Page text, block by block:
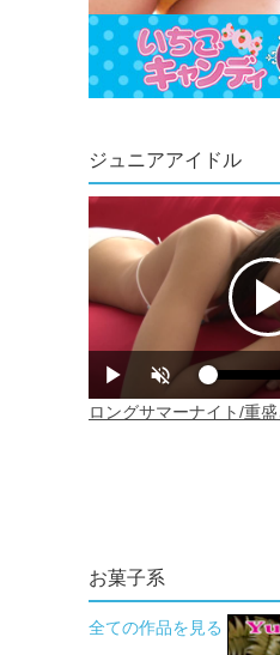
ジュニアアイドル
お菓子系
全ての作品を見る